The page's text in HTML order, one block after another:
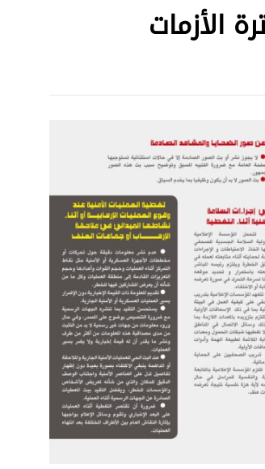
الأزمات
العربية